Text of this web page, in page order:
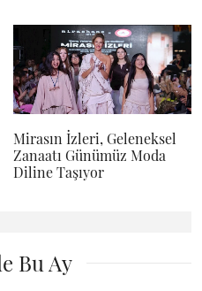
Mirasın İzleri, Geleneksel
Zanaatı Günümüz Moda
Diline Taşıyor
Bu Ay